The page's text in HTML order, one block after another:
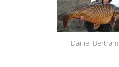
Daniel Bertram